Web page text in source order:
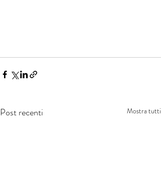
Post recenti Mostra tutti